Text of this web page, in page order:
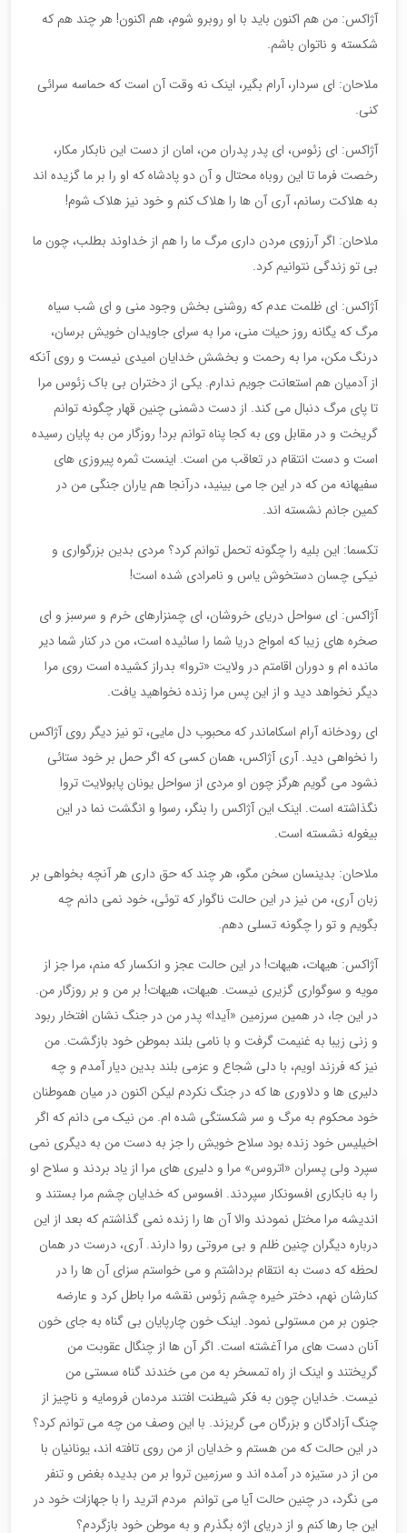
آژاکس: من هم اکنون باید با او روبرو شوم، هم اکنون! هر چند هم که
شکسته و ناتوان باشم.
ملاحان: ای سردار، آرام بگیر، اینک نه وقت آن است که حماسه سرائی
کنی.
آژاکس: ای زئوس، ای پدر پدران من، امان از دست این نابکار مکار،
رخصت فرما تا این روباه محتال و آن دو پادشاه که او را بر ما گزیده اند
به هلاکت رسانم، آری آن ها را هلاک کنم و خود نیز هلاک شوم!
ملاحان: اگر آرزوی مردن داری مرگ ما را هم از خداوند بطلب، چون ما
بی تو زندگی نتوانیم کرد.
آژاکس: ای ظلمت عدم که روشنی بخش وجود منی و ای شب سیاه
مرگ که یگانه روز حیات منی، مرا به سرای جاویدان خویش برسان،
درنگ مکن، مرا به رحمت و بخشش خدایان امیدی نیست و روی آنکه
از آدمیان هم استعانت جویم ندارم. یکی از دختران بی باک زئوس مرا
تا پای مرگ دنبال می کند. از دست دشمنی چنین قهار چگونه توانم
گریخت و در مقابل وی به کجا پناه توانم برد! روزگار من به پایان رسیده
است و دست انتقام در تعاقب من است. اینست ثمره پیروزی های
سفیهانه من که در این جا می بینید، درآنجا هم یاران جنگی من در
کمین جانم نشسته اند.
تکسما: این بلیه را چگونه تحمل توانم کرد؟ مردی بدین بزرگواری و
نیکی چسان دستخوش یاس و نامرادی شده است!
آژاکس: ای سواحل دریای خروشان، ای چمنزارهای خرم و سرسبز و ای
صخره های زیبا که امواج دریا شما را سائیده است، من در کنار شما دیر
مانده ام و دوران اقامتم در ولایت «تروا» بدراز کشیده است روی مرا
دیگر نخواهد دید و از این پس مرا زنده نخواهید یافت.
ای رودخانه آرام اسکاماندر که محبوب دل مایی، تو نیز دیگر روی آژاکس
را نخواهی دید. آری آژاکس، همان کسی که اگر حمل بر خود ستائی
نشود می گویم هرگز چون او مردی از سواحل یونان پابولایت تروا
نگذاشته است. اینک این آژاکس را بنگر، رسوا و انگشت نما در این
بیغوله نشسته است.
ملاحان: بدینسان سخن مگو، هر چند که حق داری هر آنچه بخواهی بر
زبان آری، من نیز در این حالت ناگوار که توئی، خود نمی دانم چه
بگویم و تو را چگونه تسلی دهم.
آژاکس: هیهات، هیهات! در این حالت عجز و انکسار که منم، مرا جز از
مویه و سوگواری گزیری نیست. هیهات، هیهات! بر من و بر روزگار من.
در این جا، در همین سرزمین «آیدا» پدر من در جنگ نشان افتخار ربود
و زنی زیبا به غنیمت گرفت و با نامی بلند بموطن خود بازگشت. من
نیز که فرزند اویم، با دلی شجاع و عزمی بلند بدین دیار آمدم و چه
دلیری ها و دلاوری ها که در جنگ نکردم لیکن اکنون در میان هموطنان
خود محکوم به مرگ و سر شکستگی شده ام. من نیک می دانم که اگر
اخیلیس خود زنده بود سلاح خویش را جز به دست من به دیگری نمی
سپرد ولی پسران «اتروس» مرا و دلیری های مرا از یاد بردند و سلاح او
را به نابکاری افسونکار سپردند. افسوس که خدایان چشم مرا بستند و
اندیشه مرا مختل نمودند والا آن ها را زنده نمی گذاشتم که بعد از این
درباره دیگران چنین ظلم و بی مروتی روا دارند. آری، درست در همان
لحظه که دست به انتقام برداشتم و می خواستم سزای آن ها را در
کنارشان نهم، دختر خیره چشم زئوس نقشه مرا باطل کرد و عارضه
جنون بر من مستولی نمود. اینک خون چارپایان بی گناه به جای خون
آنان دست های مرا آغشته است. اگر آن ها از چنگال عقوبت من
گریختند و اینک از راه تمسخر به من می خندند گناه سستی من
نیست. خدایان چون به فکر شیطنت افتند مردمان فرومایه و ناچیز از
چنگ آزادگان و بزرگان می گریزند. با این وصف من چه می توانم کرد؟
در این حالت که من هستم و خدایان از من روی تافته اند، یونانیان با
من از در ستیزه در آمده اند و سرزمین تروا بر من بدیده بغض و تنفر
می نگرد، در چنین حالت آیا می توانم مردم اترید را با جهازات خود در
این جا رها کنم و از دریای اژه بگذرم و به موطن خود بازگردم؟